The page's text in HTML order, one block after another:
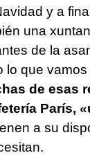
y a
una
de la
lo que
de esas
París,
a su